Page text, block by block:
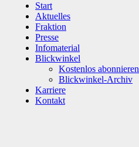
Start
Aktuelles
Fraktion
Presse
Infomaterial
Blickwinkel
Kostenlos abonnieren
Blickwinkel-Archiv
Karriere
Kontakt